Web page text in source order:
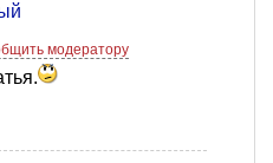
модератору